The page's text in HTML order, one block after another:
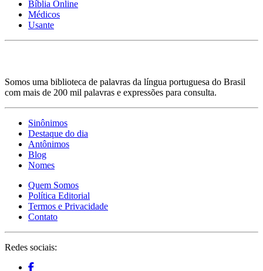
Bíblia Online
Médicos
Usante
Somos uma biblioteca de palavras da língua portuguesa do Brasil
com mais de 200 mil palavras e expressões para consulta.
Sinônimos
Destaque do dia
Antônimos
Blog
Nomes
Quem Somos
Política Editorial
Termos e Privacidade
Contato
Redes sociais: